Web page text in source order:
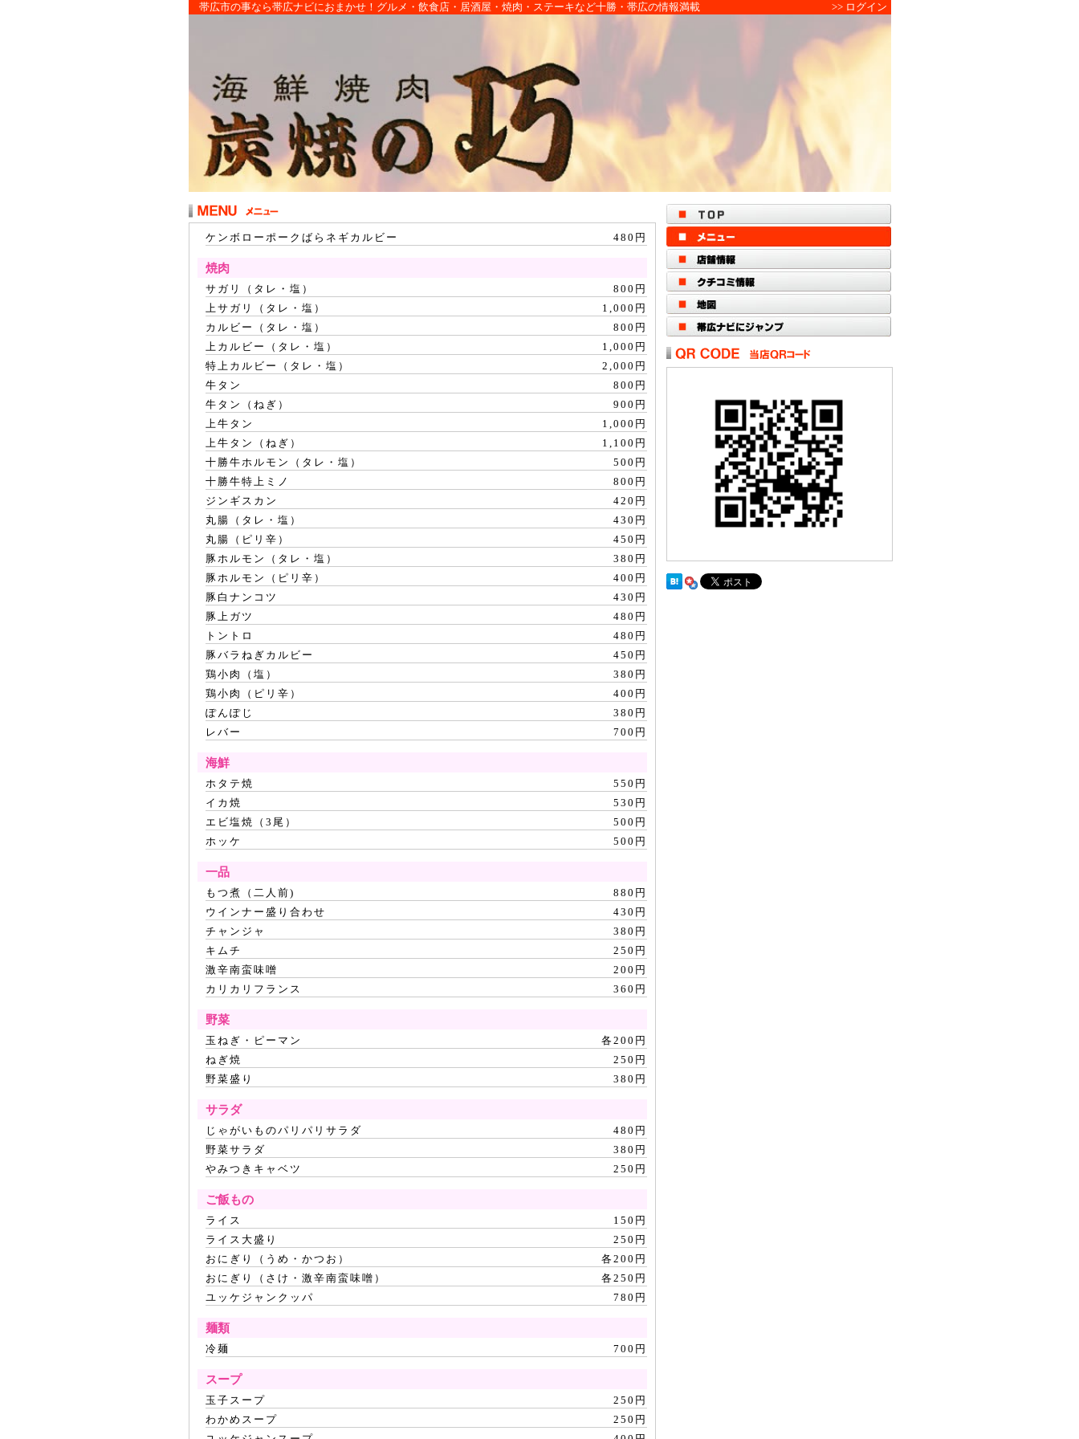
帯広市の事なら帯広ナビにおまかせ！グルメ・飲食店・居酒屋・焼肉・ステーキなど十勝・帯広の情報満載 >> ログイン
ケンボローポークばらネギカルビー 480円
焼肉
サガリ（タレ・塩）
800円
上サガリ（タレ・塩）
1,000円
カルビー（タレ・塩）
800円
上カルビー（タレ・塩）
1,000円
特上カルビー（タレ・塩）
2,000円
牛タン
800円
牛タン（ねぎ）
900円
上牛タン
1,000円
上牛タン（ねぎ）
1,100円
十勝牛ホルモン（タレ・塩）
500円
十勝牛特上ミノ
800円
ジンギスカン
420円
丸腸（タレ・塩）
430円
丸腸（ピリ辛）
450円
豚ホルモン（タレ・塩）
380円
豚ホルモン（ピリ辛）
400円
豚白ナンコツ
430円
豚上ガツ
480円
トントロ
480円
豚バラねぎカルビー
450円
鶏小肉（塩）
380円
鶏小肉（ピリ辛）
400円
ぽんぽじ
380円
レバー
700円
海鮮
ホタテ焼
550円
イカ焼
530円
エビ塩焼（3尾）
500円
ホッケ
500円
一品
もつ煮（二人前)
880円
ウインナー盛り合わせ
430円
チャンジャ
380円
キムチ
250円
激辛南蛮味噌
200円
カリカリフランス
360円
野菜
玉ねぎ・ピーマン
各200円
ねぎ焼
250円
野菜盛り
380円
サラダ
じゃがいものパリパリサラダ
480円
野菜サラダ
380円
やみつきキャベツ
250円
ご飯もの
ライス
150円
ライス大盛り
250円
おにぎり（うめ・かつお）
各200円
おにぎり（さけ・激辛南蛮味噌）
各250円
ユッケジャンクッパ
780円
麺類
冷麺 700円
スープ
玉子スープ
250円
わかめスープ
250円